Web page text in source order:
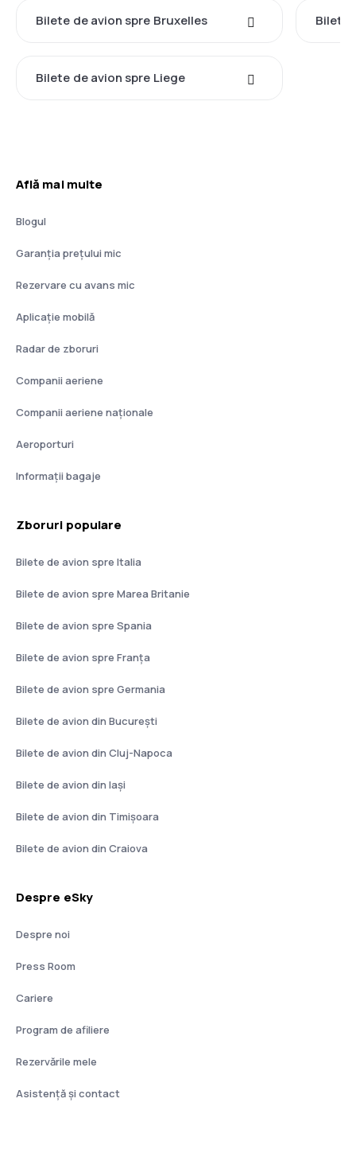
Bilete de avion spre Bruxelles Bilete
Bilete de avion spre Liege
Află mai multe
Blogul
Garanția prețului mic
Rezervare cu avans mic
Aplicație mobilă
Radar de zboruri
Companii aeriene
Companii aeriene naţionale
Aeroporturi
Informații bagaje
Zboruri populare
Bilete de avion spre Italia
Bilete de avion spre Marea Britanie
Bilete de avion spre Spania
Bilete de avion spre Franţa
Bilete de avion spre Germania
Bilete de avion din București
Bilete de avion din Cluj-Napoca
Bilete de avion din Iași
Bilete de avion din Timișoara
Bilete de avion din Craiova
Despre eSky
Despre noi
Press Room
Cariere
Program de afiliere
Rezervările mele
Asistenţă şi contact